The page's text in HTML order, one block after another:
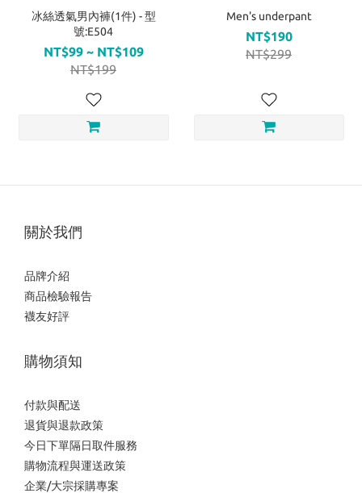
冰絲透氣男內褲(1件) - 型
號:E504
NT$99 ~ NT$109
NT$199
Men's underpant
NT$190
NT$299
關於我們
品牌介紹
商品檢驗報告
襪友好評
購物須知
付款與配送
退貨與退款政策
今日下單隔日取件服務
購物流程與運送政策
企業/大宗採購專案